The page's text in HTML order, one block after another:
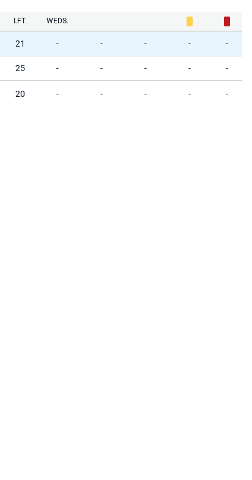
LFT. WEDS.
21 - - - - -
25 - - - - -
20 - - - - -